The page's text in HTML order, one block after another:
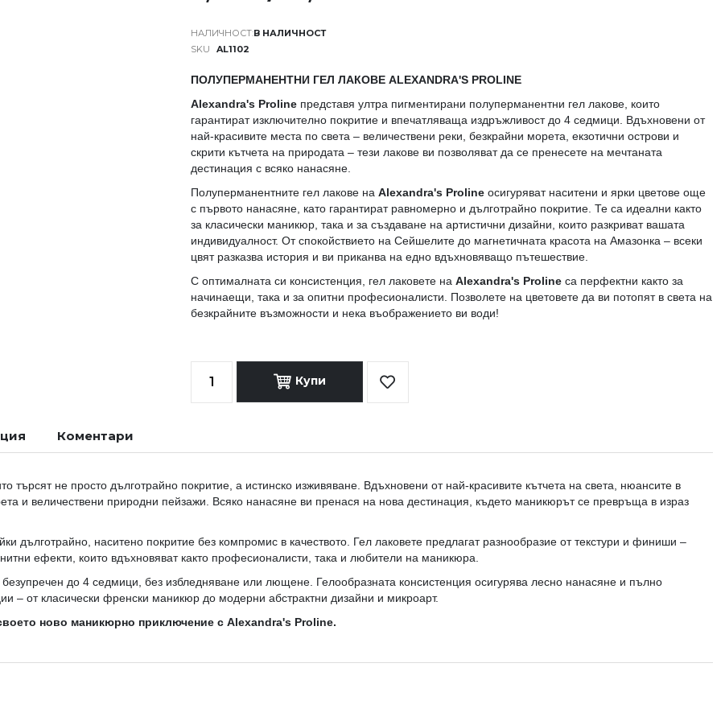
В НАЛИЧНОСТ
SKU
AL1102
ПОЛУПЕРМАНЕНТНИ ГЕЛ ЛАКОВЕ ALEXANDRA'S PROLINE
Alexandra's Proline представя ултра пигментирани полуперманентни гел лакове, които
гарантират изключително покритие и впечатляваща издръжливост до 4 седмици. Вдъхновени от
най-красивите места по света – величествени реки, безкрайни морета, екзотични острови и
скрити кътчета на природата – тези лакове ви позволяват да се пренесете на мечтаната
дестинация с всяко нанасяне.
Полуперманентните гел лакове наAlexandra's Proline осигуряват наситени и ярки цветове още
с първото нанасяне, като гарантират равномерно и дълготрайно покритие. Те са идеални както
за класически маникюр, така и за създаване на артистични дизайни, които разкриват вашата
индивидуалност. От спокойствието на Сейшелите до магнетичната красота на Амазонка – всеки
цвят разказва история и ви приканва на едно вдъхновяващо пътешествие.
С оптималната си консистенция, гел лаковете наAlexandra's Proline са перфектни както за
начинаещи, така и за опитни професионалисти. Позволете на цветовете да ви потопят в света на
безкрайните възможности и нека въображението ви води!
Купи
Добави
в
търсят не просто дълготрайно покритие, а истинско изживяване. Вдъхновени от най-красивите кътчета на света, нюансите в
и величествени природни пейзажи. Всяко нанасяне ви пренася на нова дестинация, където маникюрът се превръща в израз
дълготрайно, наситено покритие без компромис в качеството. Гел лаковете предлагат разнообразие от текстури и финиши –
ефекти, които вдъхновяват както професионалисти, така и любители на маникюра.
до 4 седмици, без избледняване или лющене. Гелообразната консистенция осигурява лесно нанасяне и пълно
– от класически френски маникюр до модерни абстрактни дизайни и микроарт.
ново маникюрно приключение с Alexandra's Proline.
Коментари